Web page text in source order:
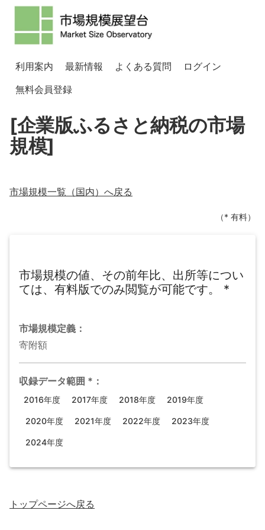
利用案内 最新情報 よくある質問
ログイン
無料会員登録
[企業版ふるさと納税の市場
規模]
市場規模一覧（国内）へ戻る
（* 有料）
市場規模の値、その前年比、出所等につい
ては、有料版でのみ閲覧が可能です。
*
市場規模定義：
寄附額
収録データ範囲 * ：
2016年度 2017年度 2018年度 2019年度
2020年度 2021年度 2022年度 2023年度
2024年度
トップページへ戻る